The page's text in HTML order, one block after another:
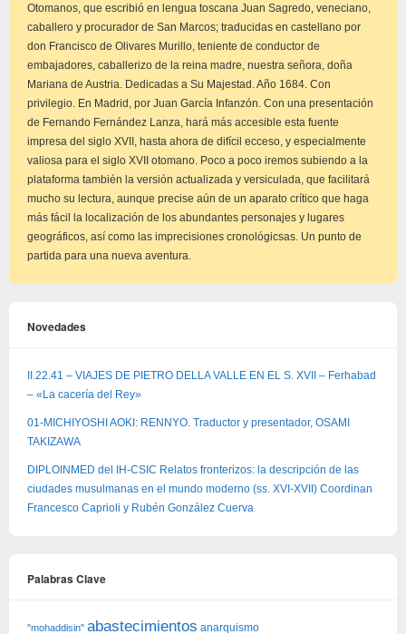
Otomanos, que escribió en lengua toscana Juan Sagredo, veneciano,
caballero y procurador de San Marcos; traducidas en castellano por
don Francisco de Olivares Murillo, teniente de conductor de
embajadores, caballerizo de la reina madre, nuestra señora, doña
Mariana de Austria. Dedicadas a Su Majestad. Año 1684. Con
privilegio. En Madrid, por Juan García Infanzón. Con una presentación
de Fernando Fernández Lanza, hará más accesible esta fuente
impresa del siglo XVII, hasta ahora de difícil ecceso, y especialmente
valiosa para el siglo XVII otomano. Poco a poco iremos subiendo a la
plataforma también la versión actualizada y versiculada, que facilitará
mucho su lectura, aunque precise aún de un aparato crítico que haga
más fácil la localización de los abundantes personajes y lugares
geográficos, así como las imprecisiones cronológicsas. Un punto de
partida para una nueva aventura.
Novedades
II.22.41 – VIAJES DE PIETRO DELLA VALLE EN EL S. XVII – Ferhabad
– «La cacería del Rey»
01-MICHIYOSHI AOKI: RENNYO. Traductor y presentador, OSAMI
TAKIZAWA
DIPLOINMED del IH-CSIC Relatos fronterizos: la descripción de las
ciudades musulmanas en el mundo moderno (ss. XVI-XVII) Coordinan
Francesco Caprioli y Rubén González Cuerva
Palabras Clave
"mohaddisin" abastecimientos anarquismo